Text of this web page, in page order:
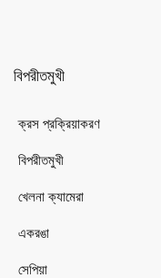
বিপরীতমুখী
ক্রস প্রক্রিয়াকরণ
বিপরীতমুখী
খেলনা ক্যামেরা
একরঙা
সেপিয়া